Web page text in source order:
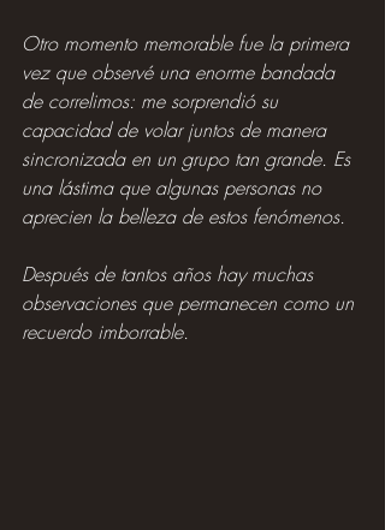
Otro momento memorable fue la primera
vez que observé una enorme bandada
de correlimos: me sorprendió su
capacidad de volar juntos de manera
sincronizada en un grupo tan grande. Es
una lástima que algunas personas no
aprecien la belleza de estos fenómenos.
Después de tantos años hay muchas
observaciones que permanecen como un
recuerdo imborrable.